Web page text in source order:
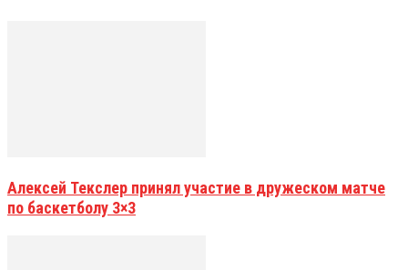
Алексей Текслер принял участие в дружеском матче
по баскетболу 3×3